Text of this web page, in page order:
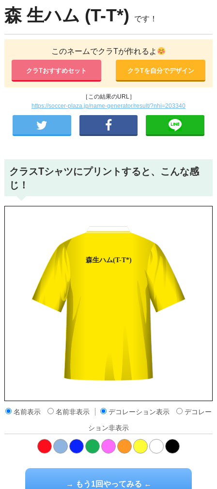
森生ハム (T-T*) です！
このネームでクラTが作れるよ
クラTおすすめセット クラTを自分でデザイン
［この結果のURL］
https://soccer-plaza.jp/name-generator/result/?nhi=203340
クラスTシャツにプリントすると、こんな感
じ！
森生ハム(T-T*)
名前表示 名前非表示 デコレーション表示 デコレー
ション非表示
→ もう1回やってみる ←